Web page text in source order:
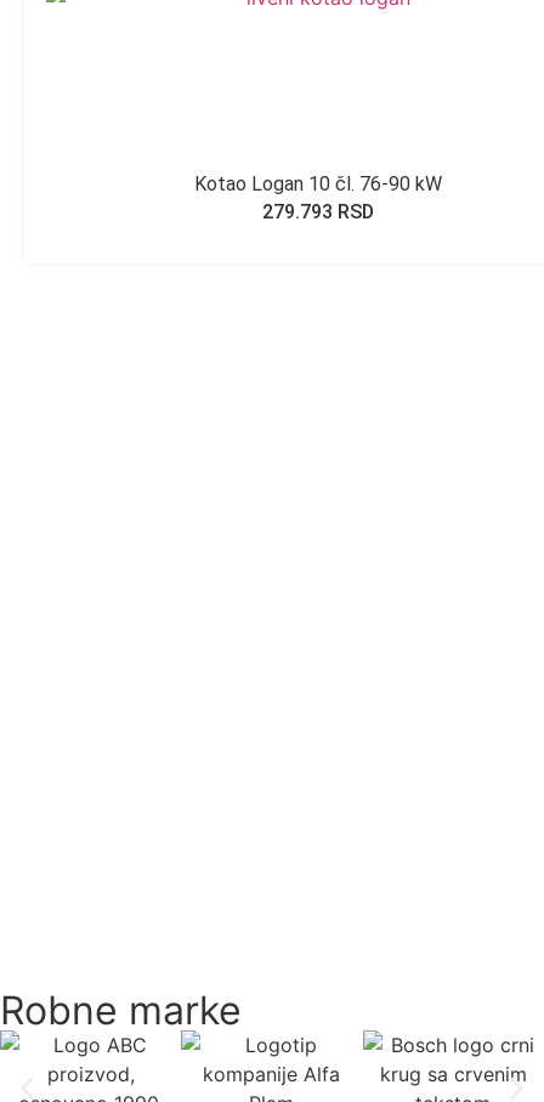
Kotao Logan 10 čl. 76-90 kW
279.793 RSD
Robne marke